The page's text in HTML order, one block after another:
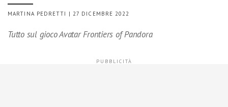
MARTINA PEDRETTI | 27 DICEMBRE 2022
Tutto sul gioco Avatar Frontiers of Pandora